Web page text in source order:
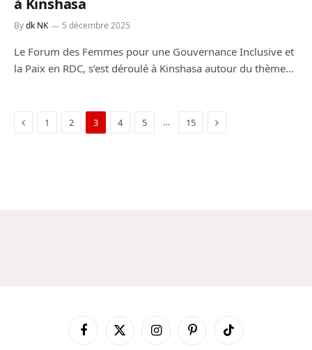
à Kinshasa
Bydk NK 5 décembre 2025
Le Forum des Femmes pour une Gouvernance Inclusive et
la Paix en RDC, s’est déroulé à Kinshasa autour du thème…
Previous
1 2 3 4 5 … 15 Next
FacebookX
InstagramPinterestTikTok